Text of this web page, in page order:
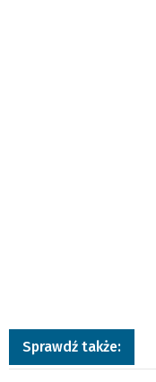
Sprawdź także: